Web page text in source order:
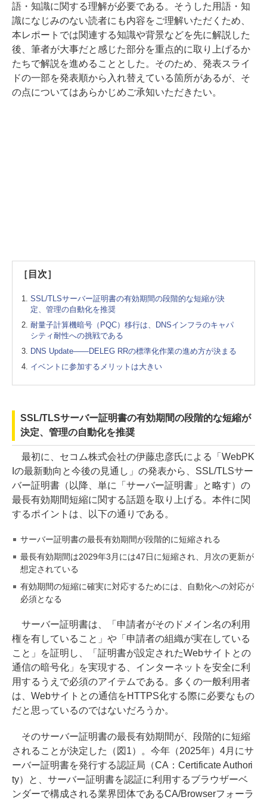
語・知識に関する理解が必要である。そうした用語・知
識になじみのない読者にも内容をご理解いただくため、
本レポートでは関連する知識や背景などを先に解説した
後、筆者が大事だと感じた部分を重点的に取り上げるか
たちで解説を進めることとした。そのため、発表スライ
ドの一部を発表順から入れ替えている箇所があるが、そ
の点についてはあらかじめご承知いただきたい。
［目次］
SSL/TLSサーバー証明書の有効期間の段階的な短縮が決
定、管理の自動化を推奨
耐量子計算機暗号（PQC）移行は、DNSインフラのキャパ
シティ耐性への挑戦である
DNS Update――DELEG RRの標準化作業の進め方が決まる
イベントに参加するメリットは大きい
SSL/TLSサーバー証明書の有効期間の段階的な短縮が
決定、管理の自動化を推奨
最初に、セコム株式会社の伊藤忠彦氏による「WebPK
Iの最新動向と今後の見通し」の発表から、SSL/TLSサー
バー証明書（以降、単に「サーバー証明書」と略す）の
最長有効期間短縮に関する話題を取り上げる。本件に関
するポイントは、以下の通りである。
サーバー証明書の最長有効期間が段階的に短縮される
最長有効期間は2029年3月には47日に短縮され、月次の更新が
想定されている
有効期間の短縮に確実に対応するためには、自動化への対応が
必須となる
サーバー証明書は、「申請者がそのドメイン名の利用
権を有していること」や「申請者の組織が実在している
こと」を証明し、「証明書が設定されたWebサイトとの
通信の暗号化」を実現する、インターネットを安全に利
用するうえで必須のアイテムである。多くの一般利用者
は、Webサイトとの通信をHTTPS化する際に必要なもの
だと思っているのではないだろうか。
そのサーバー証明書の最長有効期間が、段階的に短縮
されることが決定した（図1）。今年（2025年）4月にサ
ーバー証明書を発行する認証局（CA：Certificate Authori
ty）と、サーバー証明書を認証に利用するブラウザーベ
ンダーで構成される業界団体であるCA/Browserフォーラ